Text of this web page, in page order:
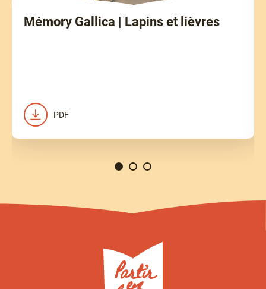
Mémory Gallica | Lapins et lièvres
PDF